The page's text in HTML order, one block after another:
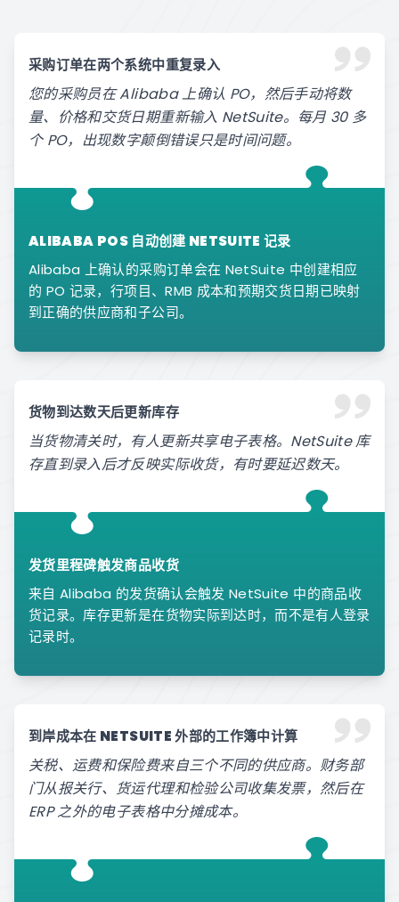
采购订单在两个系统中重复录入
您的采购员在 Alibaba 上确认 PO，然后手动将数
量、价格和交货日期重新输入 NetSuite。每月 30 多
个 PO，出现数字颠倒错误只是时间问题。
ALIBABA POS 自动创建 NETSUITE 记录
Alibaba 上确认的采购订单会在 NetSuite 中创建相应
的 PO 记录，行项目、RMB 成本和预期交货日期已映射
到正确的供应商和子公司。
货物到达数天后更新库存
当货物清关时，有人更新共享电子表格。NetSuite 库
存直到录入后才反映实际收货，有时要延迟数天。
发货里程碑触发商品收货
来自 Alibaba 的发货确认会触发 NetSuite 中的商品收
货记录。库存更新是在货物实际到达时，而不是有人登录
记录时。
到岸成本在 NETSUITE 外部的工作簿中计算
关税、运费和保险费来自三个不同的供应商。财务部
门从报关行、货运代理和检验公司收集发票，然后在
ERP 之外的电子表格中分摊成本。